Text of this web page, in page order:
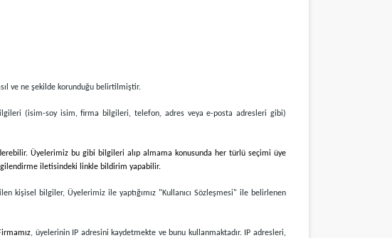
ve ne şekilde korunduğu belirtilmiştir.
(isim-soy isim, firma bilgileri, telefon, adres veya e-posta adresleri gibi)
Üyelerimiz bu gibi bilgileri alıp almama konusunda her türlü seçimi üye
iletisindeki linkle bildirim yapabilir.
kişisel bilgiler, Üyelerimiz ile yaptığımız "Kullanıcı Sözleşmesi" ile belirlenen
, üyelerinin IP adresini kaydetmekte ve bunu kullanmaktadır. IP adresleri,